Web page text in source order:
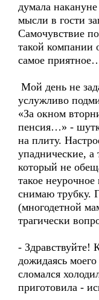
думала
мысли в гости
Самочувствие
такой компании
самое
Мой день не
услужливо
«За окном
пенсия…» -
на плиту.
упаднические,
который не
такое
снимаю трубку.
(многодетной
трагически
- Здравствуйте!
дожидаясь
сломался
приготовила -